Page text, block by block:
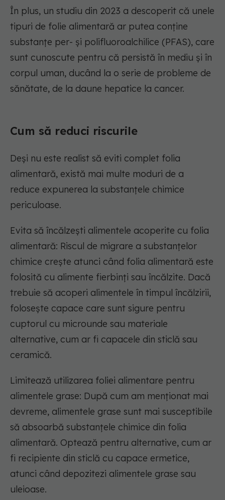
În plus, un studiu din 2023 a descoperit că unele
tipuri de folie alimentară ar putea conține
substanțe per- și polifluoroalchilice (PFAS), care
sunt cunoscute pentru că persistă în mediu și în
corpul uman, ducând la o serie de probleme de
sănătate, de la daune hepatice la cancer.
Cum să reduci riscurile
Deși nu este realist să eviti complet folia
alimentară, există mai multe moduri de a
reduce expunerea la substanțele chimice
periculoase.
Evita să încălzești alimentele acoperite cu folia
alimentară: Riscul de migrare a substanțelor
chimice crește atunci când folia alimentară este
folosită cu alimente fierbinți sau încălzite. Dacă
trebuie să acoperi alimentele în timpul încălzirii,
folosește capace care sunt sigure pentru
cuptorul cu microunde sau materiale
alternative, cum ar fi capacele din sticlă sau
ceramică.
Limitează utilizarea foliei alimentare pentru
alimentele grase: După cum am menționat mai
devreme, alimentele grase sunt mai susceptibile
să absoarbă substanțele chimice din folia
alimentară. Optează pentru alternative, cum ar
fi recipiente din sticlă cu capace ermetice,
atunci când depozitezi alimentele grase sau
uleioase.